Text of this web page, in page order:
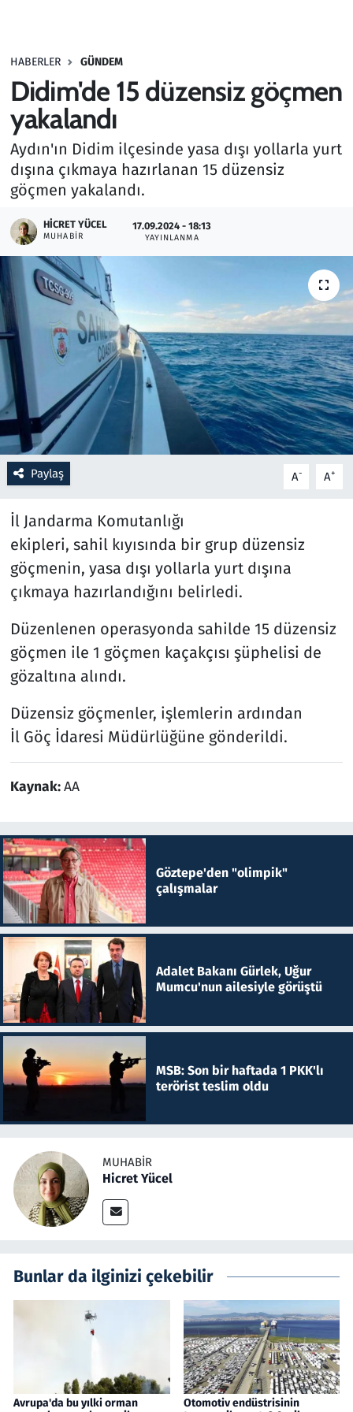
HABERLER GÜNDEM
Didim'de 15 düzensiz göçmen
yakalandı
Aydın'ın Didim ilçesinde yasa dışı yollarla yurt
dışına çıkmaya hazırlanan 15 düzensiz
göçmen yakalandı.
HICRET YÜCEL
MUHABIR
17.09.2024 - 18:13
YAYINLANMA
Paylaş A- A+
İl Jandarma Komutanlığı
ekipleri, sahil kıyısında bir grup düzensiz
göçmenin, yasa dışı yollarla yurt dışına
çıkmaya hazırlandığını belirledi.
Düzenlenen operasyonda sahilde 15 düzensiz
göçmen ile 1 göçmen kaçakçısı şüphelisi de
gözaltına alındı.
Düzensiz göçmenler, işlemlerin ardından
İl Göç İdaresi Müdürlüğüne gönderildi.
Kaynak:AA
Göztepe'den "olimpik"
çalışmalar
Adalet Bakanı Gürlek, Uğur
Mumcu'nun ailesiyle görüştü
MSB: Son bir haftada 1 PKK'lı
terörist teslim oldu
MUHABIR
Hicret Yücel
Bunlar da ilginizi çekebilir
Avrupa'da bu yılki orman
Otomotiv endüstrisinin
Haber
Kültür Sanat
Kurumsal Haberler
Lezzet Durağı
Memur ve Kamu
Otomobil
Oyun
Ramazan
Resmi İlanlar
Rüya Tabirleri
Sağlık
Seçim 2023
Spor
Teknoloji ve Bilim
Televizyon